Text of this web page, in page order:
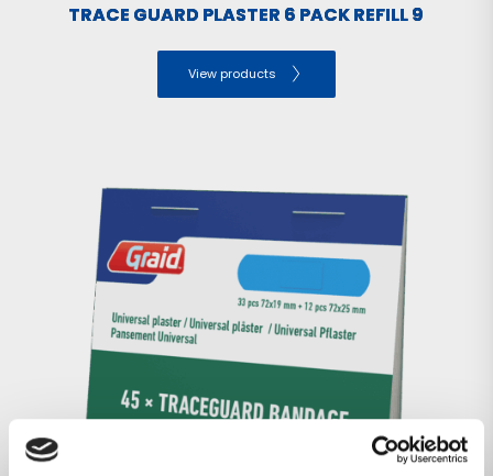
TRACE GUARD PLASTER 6 PACK REFILL 9
View products